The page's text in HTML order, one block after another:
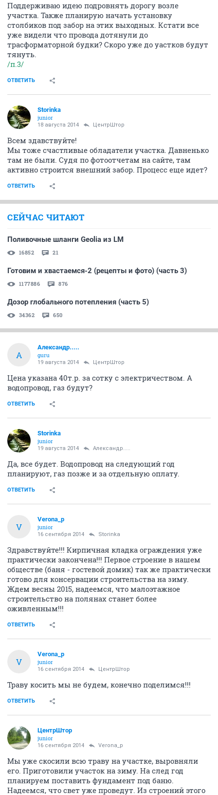
Поддерживаю идею подровнять дорогу возле
участка. Также планирую начать установку
столбиков под забор на этих выходных. Кстати все
уже видели что провода дотянули до
трасформаторной будки? Скоро уже до уастков будут
тянуть.
/п.3/
ОТВЕТИТЬ
Storinka
junior
18 августа 2014 ЦентрШтор
Всем здавствуйте!
Мы тоже счастливые обладатели участка. Давненько
там не были. Судя по фотоотчетам на сайте, там
активно строится внешний забор. Процесс еще идет?
ОТВЕТИТЬ
СЕЙЧАС ЧИТАЮТ
Поливочные шланги Geolia из LM
16852 21
Готовим и хвастаемся-2 (рецепты и фото) (часть 3)
1177886 876
Дозор глобального потепления (часть 5)
34362 650
А
Александр.....
guru
19 августа 2014 ЦентрШтор
Цена указана 40т.р. за сотку с электричеством. А
водопровод, газ будут?
ОТВЕТИТЬ
Storinka
junior
19 августа 2014 Александр.....
Да, все будет. Водопровод на следующий год
планируют, газ позже и за отдельную оплату.
ОТВЕТИТЬ
V
Verona_p
junior
16 сентября 2014 Storinka
Здравствуйте!!! Кирпичная кладка ограждения уже
практически закончена!!! Первое строение в нашем
обществе (баня - гостевой домик) так же практически
готово для консервации строительства на зиму.
Ждем весны 2015, надеемся, что малоэтажное
строительство на полянах станет более
оживленным!!!
ОТВЕТИТЬ
V
Verona_p
junior
16 сентября 2014 ЦентрШтор
Траву косить мы не будем, конечно поделимся!!!
ОТВЕТИТЬ
ЦентрШтор
junior
16 сентября 2014 Verona_p
Мы уже скосили всю траву на участке, выровняли
его. Приготовили участок на зиму. На след год
планируем поставить фундамент под баню.
Надеемся, что свет уже проведут. Из строений этого